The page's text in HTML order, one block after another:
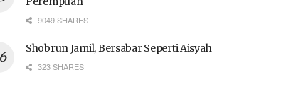
9049 SHARES
Shobrun Jamil, Bersabar Seperti Aisyah
323 SHARES